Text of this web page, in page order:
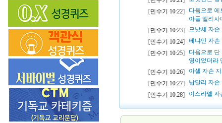
[민수기 10:22]
다음으로
아들 엘리사
[민수기 10:23]
므낫세 자
[민수기 10:24]
베냐민 자손
[민수기 10:25]
다음으로
영이었더라
[민수기 10:26]
아셀 자손
[민수기 10:27]
납달리 자
[민수기 10:28]
이스라엘